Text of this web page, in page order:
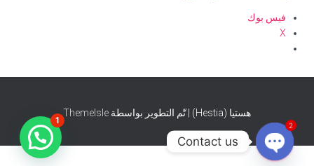
فيس بوك
X
هستيا (Hestia) | تّم التطوير بواسطة ThemeIsle
1
Contact us
2